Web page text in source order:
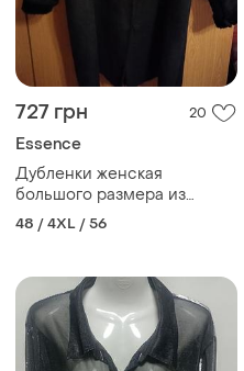
727 грн 20
Essence
Дубленки женская
большого размера из
искусственного меха
48 / 4XL / 56